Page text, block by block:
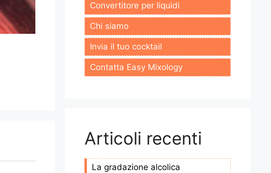
Convertitore per liquidi
Chi siamo
Invia il tuo cocktail
Contatta Easy Mixology
Articoli recenti
La gradazione alcolica